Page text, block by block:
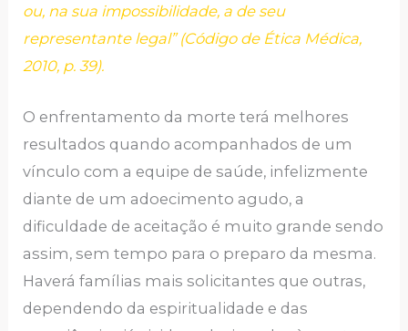
ou, na sua impossibilidade, a de seu
representante legal” (Código de Ética Médica,
2010, p. 39).
O enfrentamento da morte terá melhores
resultados quando acompanhados de um
vínculo com a equipe de saúde, infelizmente
diante de um adoecimento agudo, a
dificuldade de aceitação é muito grande sendo
assim, sem tempo para o preparo da mesma.
Haverá famílias mais solicitantes que outras,
dependendo da espiritualidade e das